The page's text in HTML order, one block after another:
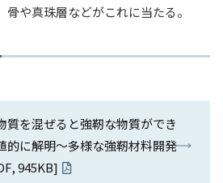
や真珠層などがこれに当たる。
質を混ぜると強靭な物質ができ
的に解明～多様な強靭材料開発
945KB]